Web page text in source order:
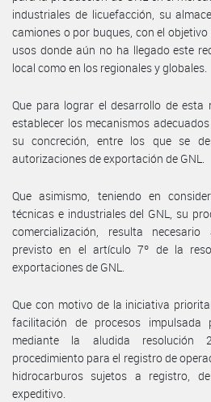
industriales de licuefacción, su
camiones o por buques, con el
usos donde aún no ha llegado este
local como en los regionales y globales.
Que para lograr el desarrollo de esta
establecer los mecanismos
su concreción, entre los que se
autorizaciones de exportación de GNL.
Que asimismo, teniendo en
técnicas e industriales del GNL, su
comercialización, resulta
previsto en el artículo 7º de la
exportaciones de GNL.
Que con motivo de la iniciativa
facilitación de procesos impulsada
mediante la aludida resolución
procedimiento para el registro de
hidrocarburos sujetos a registro,
expeditivo.